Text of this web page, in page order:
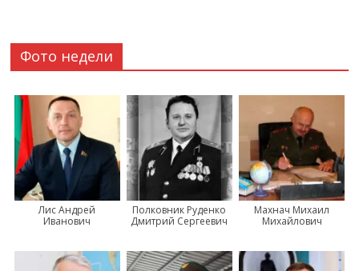
Фото недели
Лис Андрей
Иванович
Полковник Руденко
Дмитрий Сергеевич
Махнач Михаил
Михайлович